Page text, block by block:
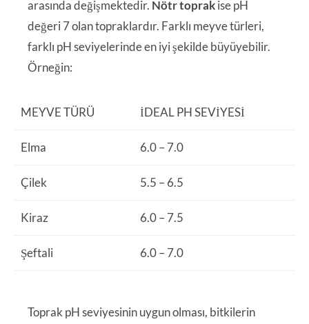
arasında değişmektedir. Nötr toprakise pH
değeri 7 olan topraklardır. Farklı meyve türleri,
farklı pH seviyelerinde en iyi şekilde büyüyebilir.
Örneğin:
MEYVE TÜRÜ İDEAL PH SEVIYESI
Elma 6.0 – 7.0
Çilek 5.5 – 6.5
Kiraz 6.0 – 7.5
Şeftali 6.0 – 7.0
Toprak pH seviyesinin uygun olması, bitkilerin